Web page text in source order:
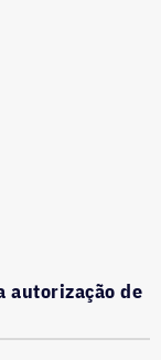
autorização de